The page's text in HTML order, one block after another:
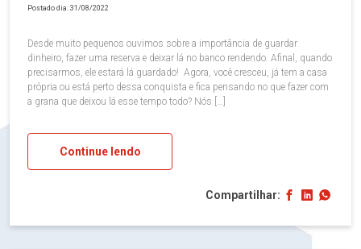
Postado dia: 31/08/2022
Desde muito pequenos ouvimos sobre a importância de guardar
dinheiro, fazer uma reserva e deixar lá no banco rendendo. Afinal, quando
precisarmos, ele estará lá guardado! Agora, você cresceu, já tem a casa
própria ou está perto dessa conquista e fica pensando no que fazer com
a grana que deixou lá esse tempo todo? Nós […]
Continue lendo
Compartilhar: